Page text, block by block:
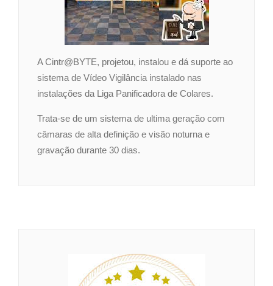
A Cintr@BYTE, projetou, instalou e dá suporte ao
sistema de Vídeo Vigilância instalado nas
instalações da Liga Panificadora de Colares.
Trata-se de um sistema de ultima geração com
câmaras de alta definição e visão noturna e
gravação durante 30 dias.